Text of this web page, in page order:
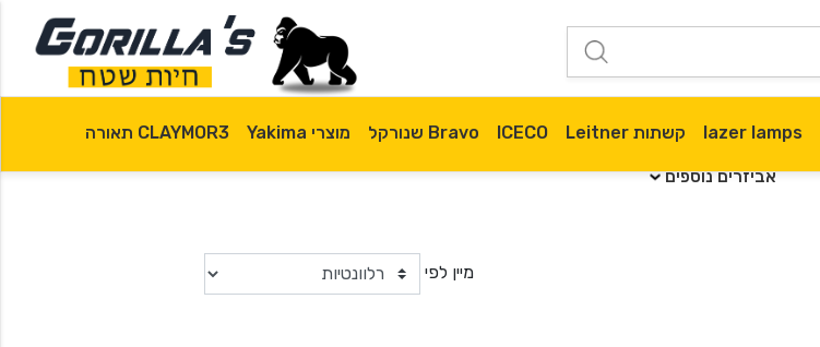
lazer lamps קשתות Leitner ICECO Bravo שנורקל מוצרי Yakima CLAYMOR3 תאורה
אביזרים נוספים
מיין לפי